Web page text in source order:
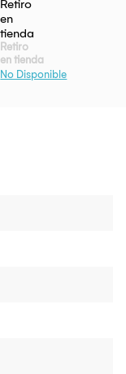
Retiro
en tienda
No Disponible